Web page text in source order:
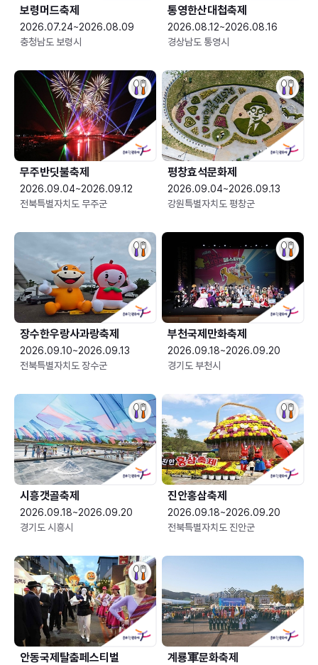
보령머드축제
2026.07.24~2026.08.09
충청남도 보령시
통영한산대첩축제
2026.08.12~2026.08.16
경상남도 통영시
무주반딧불축제
2026.09.04~2026.09.12
전북특별자치도 무주군
평창효석문화제
2026.09.04~2026.09.13
강원특별자치도 평창군
장수한우랑사과랑축제
2026.09.10~2026.09.13
전북특별자치도 장수군
부천국제만화축제
2026.09.18~2026.09.20
경기도 부천시
시흥갯골축제
2026.09.18~2026.09.20
경기도 시흥시
진안홍삼축제
2026.09.18~2026.09.20
전북특별자치도 진안군
안동국제탈춤페스티벌